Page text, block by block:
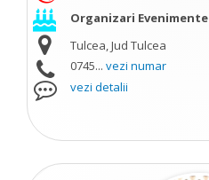
Organizari Evenimente
Tulcea, Jud Tulcea
0745... vezi numar
vezi detalii